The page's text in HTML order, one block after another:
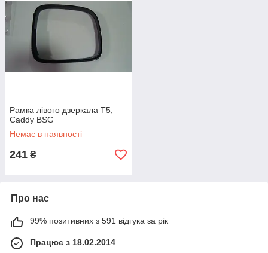
Рамка лівого дзеркала T5,
Caddy BSG
Немає в наявності
241 ₴
Про нас
99% позитивних з 591 відгука за рік
Працює з 18.02.2014